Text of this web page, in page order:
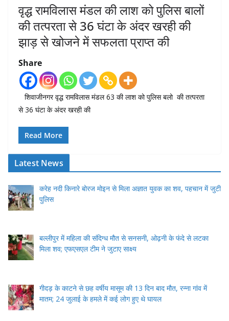
वृद्ध रामविलास मंडल की लाश को पुलिस बालों
की तत्परता से 36 घंटा के अंदर खरही की
झाड़ से खोजने में सफलता प्राप्त की
Share
शिवाजीनगर वृद्ध रामविलास मंडल 63 की लाश को पुलिस बलो की तत्परता
से 36 घंटा के अंदर खरही की
Read More
Latest News
करेह नदी किनारे बोरज मोइन से मिला अज्ञात युवक का शव, पहचान में जुटी
पुलिस
बल्लीपुर में महिला की संदिग्ध मौत से सनसनी, ओढ़नी के फंदे से लटका
मिला शव; एफएसएल टीम ने जुटाए साक्ष्य
गीदड़ के काटने से छह वर्षीय मासूम की 13 दिन बाद मौत, रन्ना गांव में
मातम; 24 जुलाई के हमले में कई लोग हुए थे घायल